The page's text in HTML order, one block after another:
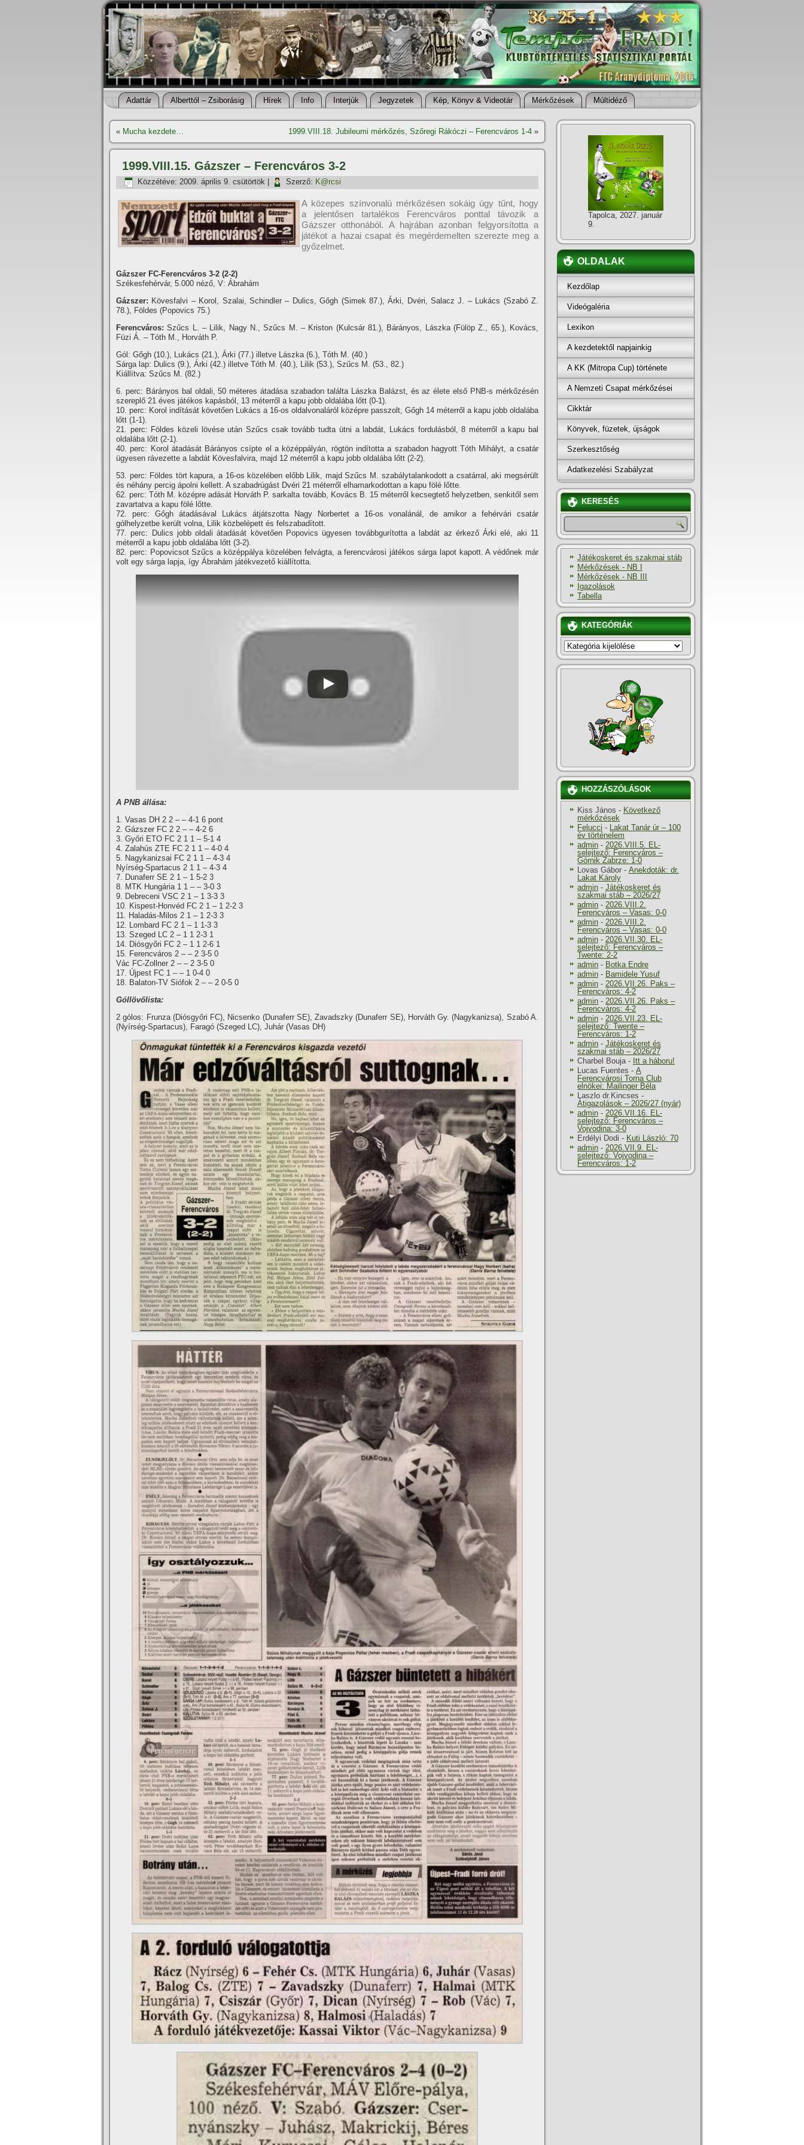
Adattár Alberttól – Zsiborásig Hí­rek Info Interjúk Jegyzetek Kép, Könyv & Videotár Mérkőzések Múltidéző
« Mucha kezdete… 1999.VIII.18. Jubileumi mérkőzés, Szőregi Rákóczi – Ferencváros 1-4 »
1999.VIII.15. Gázszer – Ferencváros 3-2
Közzétéve: 2009. április 9. csütörtök Szerző: K@rcsi
A közepes szí­nvonalú mérkőzésen sokáig úgy tűnt, hogy
a jelentősen tartalékos Ferencváros ponttal távozik a
Gázszer otthonából. A hajrában azonban felgyorsí­totta a
játékot a hazai csapat és megérdemelten szerezte meg a
győzelmet.
Gázszer FC-Ferencváros 3-2 (2-2)
Székesfehérvár, 5.000 néző, V: Ábrahám
Gázszer: Kövesfalvi – Korol, Szalai, Schindler – Dulics, Gőgh (Simek 87.), Árki, Dvéri, Salacz J. – Lukács (Szabó Z.
78.), Földes (Popovics 75.)
Ferencváros:Szűcs L. – Lilik, Nagy N., Szűcs M. – Kriston (Kulcsár 81.), Bárányos, Lászka (Fülöp Z., 65.), Kovács,
Füzi Á. – Tóth M., Horváth P.
Gól: Gőgh (10.), Lukács (21.), Árki (77.) illetve Lászka (6.), Tóth M. (40.)
Sárga lap: Dulics (9.), Árki (42.) illetve Tóth M. (40.), Lilik (53.), Szűcs M. (53., 82.)
Kiállí­tva: Szűcs M. (82.)
6. perc: Bárányos bal oldali, 50 méteres átadása szabadon találta Lászka Balázst, és az élete első PNB-s mérkőzésén
szereplő 21 éves játékos kapásból, 13 méterről a kapu jobb oldalába lőtt (0-1).
10. perc: Korol indí­tását követően Lukács a 16-os oldalvonaláról középre passzolt, Gőgh 14 méterről a kapu jobb oldalába
lőtt (1-1).
21. perc: Földes közeli lövése után Szűcs csak tovább tudta ütni a labdát, Lukács fordulásból, 8 méterről a kapu bal
oldalába lőtt (2-1).
40. perc: Korol átadását Bárányos csí­pte el a középpályán, rögtön indí­totta a szabadon hagyott Tóth Mihályt, a csatár
ügyesen rávezette a labdát Kövesfalvira, majd 12 méterről a kapu jobb oldalába lőtt (2-2).
53. perc: Földes tört kapura, a 16-os közelében előbb Lilik, majd Szűcs M. szabálytalankodott a csatárral, aki megsérült
és néhány percig ápolni kellett. A szabadrúgást Dvéri 21 méterről elhamarkodottan a kapu fölé lőtte.
62. perc: Tóth M. középre adását Horváth P. sarkalta tovább, Kovács B. 15 méterről kecsegtető helyzetben, senkitől sem
zavartatva a kapu fölé lőtte.
72. perc: Gőgh átadásával Lukács átjátszotta Nagy Norbertet a 16-os vonalánál, de amikor a fehérvári csatár
gólhelyzetbe került volna, Lilik közbelépett és felszabadí­tott.
77. perc: Dulics jobb oldali átadását követően Popovics ügyesen továbbgurí­totta a labdát az érkező Árki elé, aki 11
méterről a kapu jobb oldalába lőtt (3-2).
82. perc: Popovicsot Szűcs a középpálya közelében felvágta, a ferencvárosi játékos sárga lapot kapott. A védőnek már
volt egy sárga lapja, í­gy Ábrahám játékvezető kiállí­totta.
A PNB állása:
1. Vasas DH 2 2 – – 4-1 6 pont
2. Gázszer FC 2 2 – – 4-2 6
3. Győri ETO FC 2 1 1 – 5-1 4
4. Zalahús ZTE FC 2 1 1 – 4-0 4
5. Nagykanizsai FC 2 1 1 – 4-3 4
Nyí­rség-Spartacus 2 1 1 – 4-3 4
7. Dunaferr SE 2 1 – 1 5-2 3
8. MTK Hungária 1 1 – – 3-0 3
9. Debreceni VSC 2 1 – 1 3-3 3
10. Kispest-Honvéd FC 2 1 – 1 2-2 3
11. Haladás-Milos 2 1 – 1 2-3 3
12. Lombard FC 2 1 – 1 1-3 3
13. Szeged LC 2 – 1 1 2-3 1
14. Diósgyőri FC 2 – 1 1 2-6 1
15. Ferencváros 2 – – 2 3-5 0
Vác FC-Zollner 2 – – 2 3-5 0
17. Újpest FC 1 – – 1 0-4 0
18. Balaton-TV Siófok 2 – – 2 0-5 0
Góllövőlista:
2 gólos: Frunza (Diósgyőri FC), Nicsenko (Dunaferr SE), Zavadszky (Dunaferr SE), Horváth Gy. (Nagykanizsa), Szabó A.
(Nyí­rség-Spartacus), Faragó (Szeged LC), Juhár (Vasas DH)
Tapolca, 2027. január
9.
OLDALAK
Kezdőlap
Videógaléria
Lexikon
A kezdetektől napjainkig
A KK (Mitropa Cup) története
A Nemzeti Csapat mérkőzései
Cikktár
Könyvek, füzetek, újságok
Szerkesztőség
Adatkezelési Szabályzat
KERESÉS
Játékoskeret és szakmai stáb
Mérkőzések - NB I
Mérkőzések - NB III
Igazolások
Tabella
KATEGÓRIÁK
KATEGÓRIÁK
HOZZÁSZÓLÁSOK
Kiss János - Következő
mérkőzések
Felucci - Lakat Tanár úr – 100
év történelem
admin - 2026.VIII.5. EL-
selejtező: Ferencváros –
Górnik Zabrze: 1-0
Lovas Gábor - Anekdoták: dr.
Lakat Károly
admin - Játékoskeret és
szakmai stáb – 2026/27
admin - 2026.VIII.2.
Ferencváros – Vasas: 0-0
admin - 2026.VIII.2.
Ferencváros – Vasas: 0-0
admin - 2026.VII.30. EL-
selejtező: Ferencváros –
Twente: 2-2
admin - Botka Endre
admin - Bamidele Yusuf
admin - 2026.VII.26. Paks –
Ferencváros: 4-2
admin - 2026.VII.26. Paks –
Ferencváros: 4-2
admin - 2026.VII.23. EL-
selejtező: Twente –
Ferencváros: 1-2
admin - Játékoskeret és
szakmai stáb – 2026/27
Charbel Bouja- Itt a háboru!
Lucas Fuentes - A
Ferencvárosi Torna Club
elnökei: Mailinger Béla
Laszlo dr.Kincses -
Átigazolások – 2026/27 (nyár)
admin - 2026.VII.16. EL-
selejtező: Ferencváros –
Vojvodina: 3-0
Erdélyi Dodi - Kuti László: 70
admin - 2026.VII.9. EL-
selejtező: Vojvodina –
Ferencváros: 1-2